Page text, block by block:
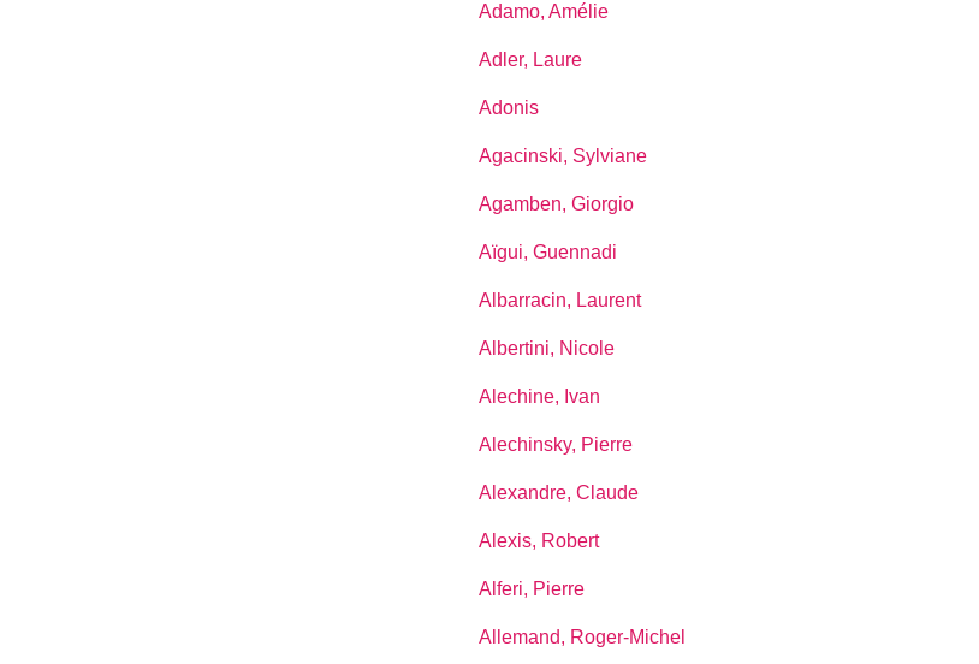
Adamo, Amélie
Adler, Laure
Adonis
Agacinski, Sylviane
Agamben, Giorgio
Aïgui, Guennadi
Albarracin, Laurent
Albertini, Nicole
Alechine, Ivan
Alechinsky, Pierre
Alexandre, Claude
Alexis, Robert
Alferi, Pierre
Allemand, Roger-Michel